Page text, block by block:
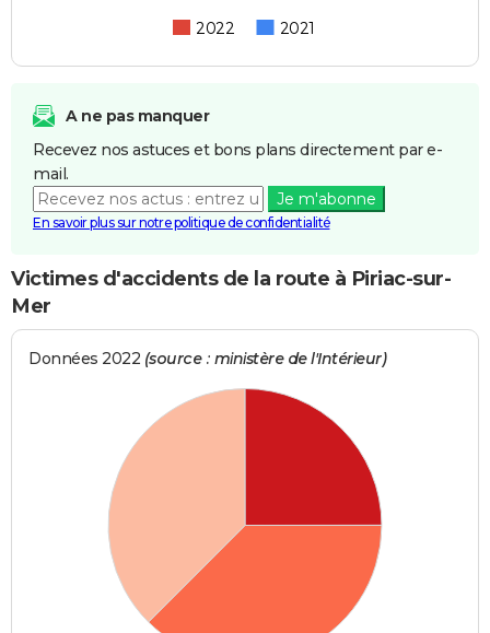
2022 2021
A ne pas manquer
Recevez nos astuces et bons plans directement par e-
mail.
Je m'abonne
En savoir plus sur notre politique de confidentialité
Victimes d'accidents de la route à Piriac-sur-
Mer
Données 2022 (source : ministère de l'Intérieur)